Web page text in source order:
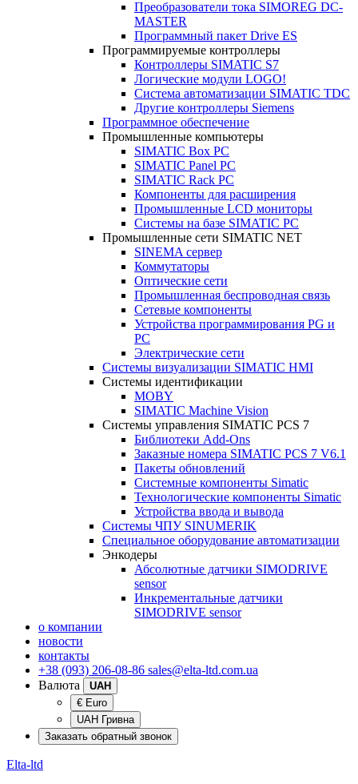
Преобразователи тока SIMOREG DC-
MASTER
Программный пакет Drive ES
Программируемые контроллеры
Контроллеры SIMATIC S7
Логические модули LOGO!
Система автоматизации SIMATIC TDC
Другие контроллеры Siemens
Программное обеспечение
Промышленные компьютеры
SIMATIC Box PC
SIMATIC Panel PС
SIMATIC Rack PC
Компоненты для расширения
Промышленные LCD мониторы
Системы на базе SIMATIC PC
Промышленные сети SIMATIC NET
SINEMA сервер
Коммутаторы
Оптические сети
Промышленная беспроводная связь
Сетевые компоненты
Устройства программирования PG и
PC
Электрические сети
Системы визуализации SIMATIC HMI
Системы идентификации
MOBY
SIMATIC Machine Vision
Системы управления SIMATIC PCS 7
Библиотеки Add-Ons
Заказные номера SIMATIC PCS 7 V6.1
Пакеты обновлений
Системные компоненты Simatic
Технологические компоненты Simatic
Устройства ввода и вывода
Системы ЧПУ SINUMERIK
Специальное оборудование автоматизации
Энкодеры
Абсолютные датчики SIMODRIVE
sensor
Инкрементальные датчики
SIMODRIVE sensor
о компании
новости
контакты
+38 (093) 206-08-86 sales@elta-ltd.com.ua
Валюта
UAH
€ Euro
UAH Гривна
Заказать обратный звонок
Elta-ltd